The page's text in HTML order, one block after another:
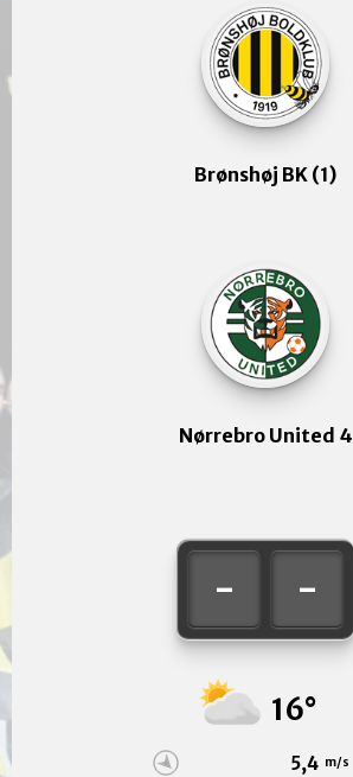
Brønshøj BK (1)
- -
16°
5,4 m/s
Nørrebro United 4